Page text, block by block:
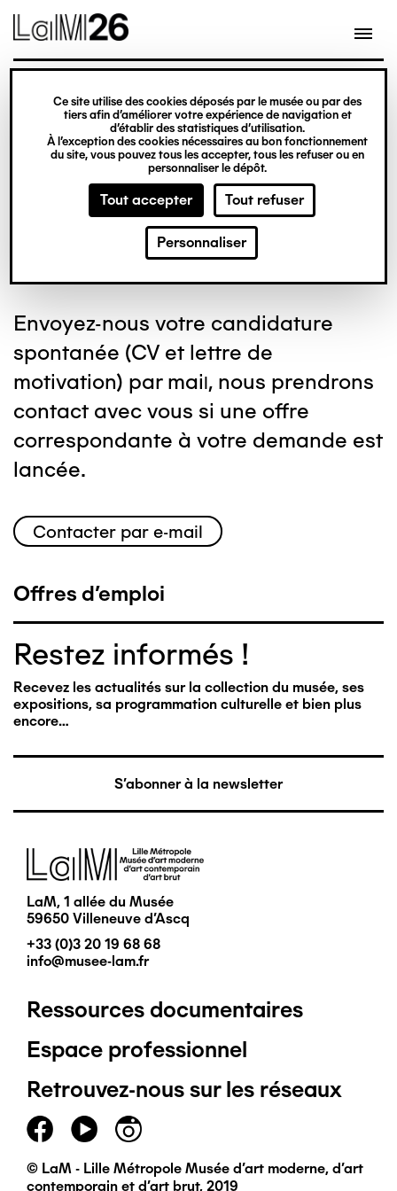
Gestion des cookies
Ce site utilise des cookies déposés par le musée ou par des
tiers afin d’améliorer votre expérience de navigation et
d’établir des statistiques d’utilisation.
À l’exception des cookies nécessaires au bon fonctionnement
du site, vous pouvez tous les accepter, tous les refuser ou en
personnaliser le dépôt.
Tout accepter Tout refuser
Personnaliser
Aller
au
contenu
principal
Emplois et stages
Vous souhaitez rejoindre l'équipe du
Envoyez-nous votre candidature
spontanée (CV et lettre de
motivation) par mail, nous prendrons
contact avec vous si une offre
correspondante à votre demande est
lancée.
Contacter par e-mail
Offres d'emploi
Restez informés !
Recevez les actualités sur la collection du musée, ses
expositions, sa programmation culturelle et bien plus
encore…
S'abonner à la newsletter
Image
LaM, 1 allée du Musée
59650 Villeneuve d'Ascq
+33 (0)3 20 19 68 68
info@musee-lam.fr
Pied
de
page
principal
Ressources documentaires
Espace professionnel
Retrouvez-nous sur les réseaux
© LaM - Lille Métropole Musée d'art moderne, d'art
contemporain et d'art brut, 2019